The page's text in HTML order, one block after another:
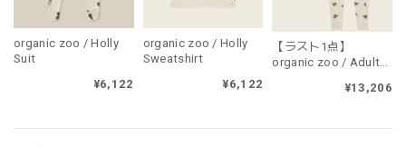
organic zoo / Holly
Suit
¥6,122
organic zoo / Holly
Sweatshirt
¥6,122
【ラスト1点】
organic zoo / Adult
上下セット販売）¥13,206